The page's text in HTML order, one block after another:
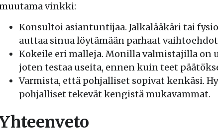
vinkki:
Konsultoi asiantuntijaa. Jalkalääkäri tai
auttaa sinua löytämään parhaat
Kokeile eri malleja. Monilla valmistajilla on
joten testaa useita, ennen kuin teet
Varmista, että pohjalliset sopivat kenkäsi.
pohjalliset tekevät kengistä mukavammat.